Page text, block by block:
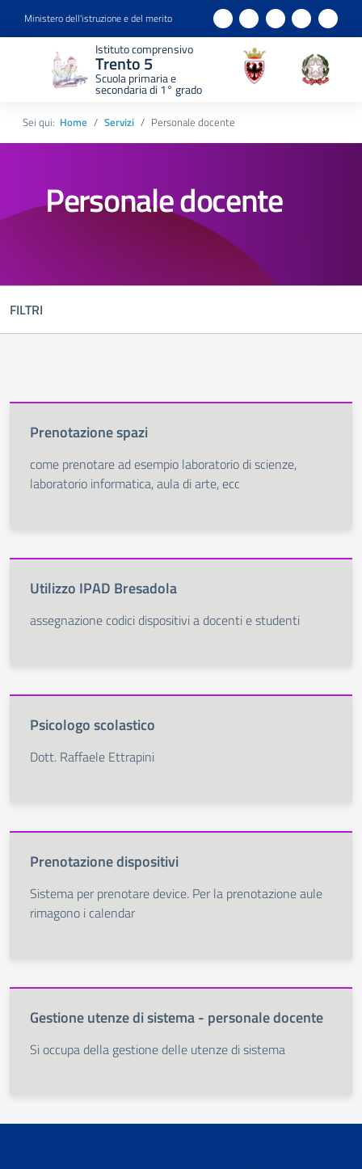
Ministero dell'istruzione e del merito
Istituto comprensivo
Trento 5
Scuola primaria e
secondaria di 1° grado
Sei qui: Home Servizi Personale docente
Personale docente
FILTRI
Prenotazione spazi
come prenotare ad esempio laboratorio di scienze,
laboratorio informatica, aula di arte, ecc
Utilizzo IPAD Bresadola
assegnazione codici dispositivi a docenti e studenti
Psicologo scolastico
Dott. Raffaele Ettrapini
Prenotazione dispositivi
Sistema per prenotare device. Per la prenotazione aule
rimagono i calendar
Gestione utenze di sistema - personale docente
Si occupa della gestione delle utenze di sistema